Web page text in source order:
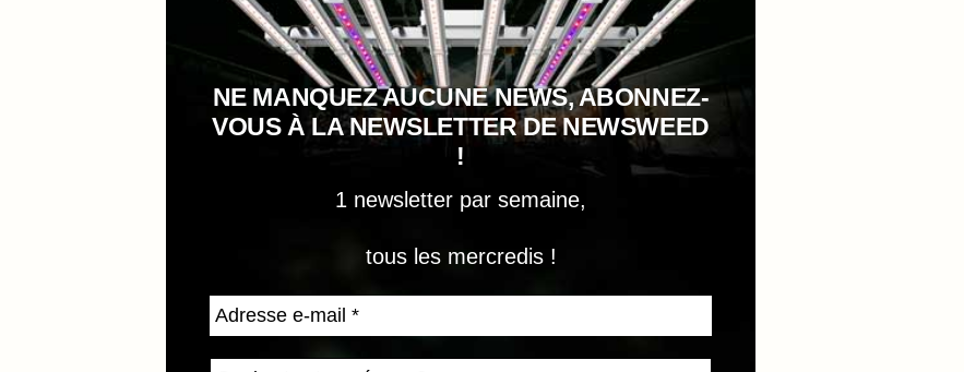
NE MANQUEZ AUCUNE NEWS, ABONNEZ-
VOUS À LA NEWSLETTER DE NEWSWEED
!
1 newsletter par semaine,
tous les mercredis !